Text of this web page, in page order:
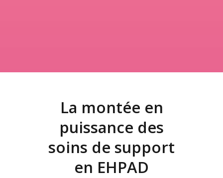
La montée en
puissance des
soins de support
en EHPAD